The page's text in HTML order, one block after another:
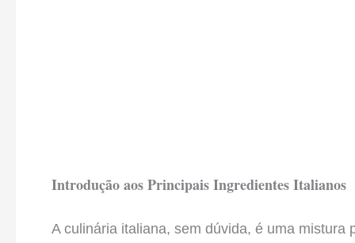
Introdução aos Principais Ingredientes Italianos
A culinária italiana, sem dúvida, é uma